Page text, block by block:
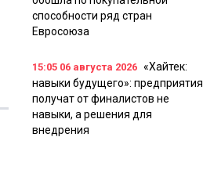
способности ряд стран
Евросоюза
15:05 06 августа 2026 «Хайтек:
навыки будущего»: предприятия
получат от финалистов не
навыки, а решения для
внедрения